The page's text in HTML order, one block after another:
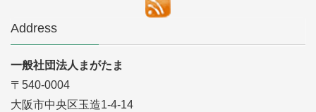
Address
一般社団法人まがたま
〒540-0004
大阪市中央区玉造1-4-14